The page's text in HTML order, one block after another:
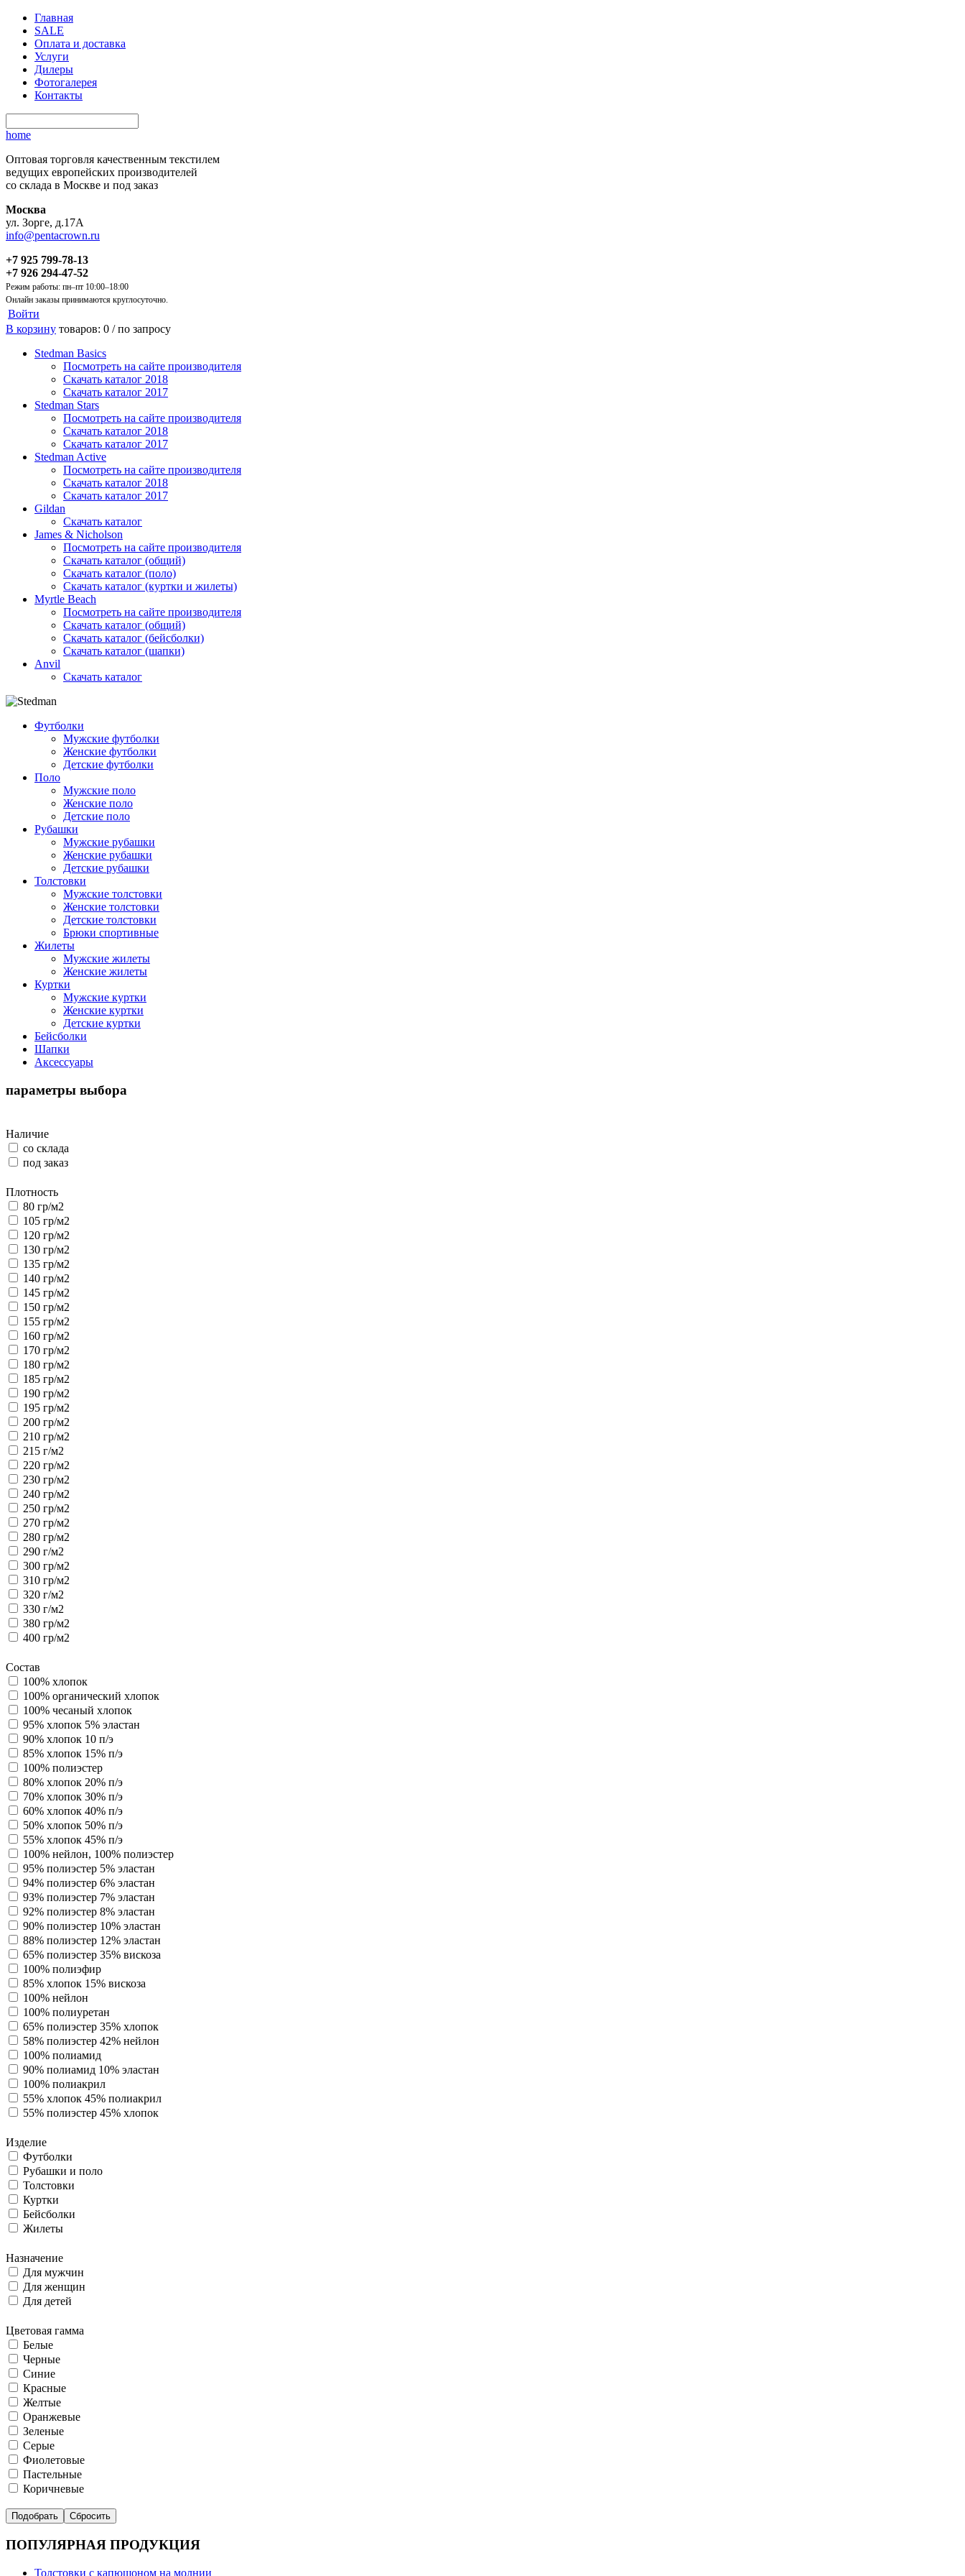
Главная
SALE
Оплата и доставка
Услуги
Дилеры
Фотогалерея
Контакты
home
Оптовая торговля качественным текстилем
ведущих европейских производителей
со склада в Москве и под заказ
Москва
ул. Зорге, д.17А
info@pentacrown.ru
+7 925 799-78-13
+7 926 294-47-52
Режим работы: пн–пт 10:00–18:00
Онлайн заказы принимаются круглосуточно.
Войти
В корзину товаров: 0 /по запросу
Stedman Basics
Посмотреть на сайте производителя
Скачать каталог 2018
Скачать каталог 2017
Stedman Stars
Посмотреть на сайте производителя
Скачать каталог 2018
Скачать каталог 2017
Stedman Active
Посмотреть на сайте производителя
Скачать каталог 2018
Скачать каталог 2017
Gildan
Скачать каталог
James & Nicholson
Посмотреть на сайте производителя
Скачать каталог (общий)
Скачать каталог (поло)
Скачать каталог (куртки и жилеты)
Myrtle Beach
Посмотреть на сайте производителя
Скачать каталог (общий)
Скачать каталог (бейсболки)
Скачать каталог (шапки)
Anvil
Скачать каталог
Футболки
Мужские футболки
Женские футболки
Детские футболки
Поло
Мужские поло
Женские поло
Детские поло
Рубашки
Мужские рубашки
Женские рубашки
Детские рубашки
Толстовки
Мужские толстовки
Женские толстовки
Детские толстовки
Брюки спортивные
Жилеты
Мужские жилеты
Женские жилеты
Куртки
Мужские куртки
Женские куртки
Детские куртки
Бейсболки
Шапки
Аксессуары
параметры выбора
Наличие
со склада
под заказ
Плотность
80 гр/м2
105 гр/м2
120 гр/м2
130 гр/м2
135 гр/м2
140 гр/м2
145 гр/м2
150 гр/м2
155 гр/м2
160 гр/м2
170 гр/м2
180 гр/м2
185 гр/м2
190 гр/м2
195 гр/м2
200 гр/м2
210 гр/м2
215 г/м2
220 гр/м2
230 гр/м2
240 гр/м2
250 гр/м2
270 гр/м2
280 гр/м2
290 г/м2
300 гр/м2
310 гр/м2
320 г/м2
330 г/м2
380 гр/м2
400 гр/м2
Состав
100% хлопок
100% органический хлопок
100% чесаный хлопок
95% хлопок 5% эластан
90% хлопок 10 п/э
85% хлопок 15% п/э
100% полиэстер
80% хлопок 20% п/э
70% хлопок 30% п/э
60% хлопок 40% п/э
50% хлопок 50% п/э
55% хлопок 45% п/э
100% нейлон, 100% полиэстер
95% полиэстер 5% эластан
94% полиэстер 6% эластан
93% полиэстер 7% эластан
92% полиэстер 8% эластан
90% полиэстер 10% эластан
88% полиэстер 12% эластан
65% полиэстер 35% вискоза
100% полиэфир
85% хлопок 15% вискоза
100% нейлон
100% полиуретан
65% полиэстер 35% хлопок
58% полиэстер 42% нейлон
100% полиамид
90% полиамид 10% эластан
100% полиакрил
55% хлопок 45% полиакрил
55% полиэстер 45% хлопок
Изделие
Футболки
Рубашки и поло
Толстовки
Куртки
Бейсболки
Жилеты
Назначение
Для мужчин
Для женщин
Для детей
Цветовая гамма
Белые
Черные
Синие
Красные
Желтые
Оранжевые
Зеленые
Серые
Фиолетовые
Пастельные
Коричневые
ПОПУЛЯРНАЯ ПРОДУКЦИЯ
Толстовки с капюшоном на молнии